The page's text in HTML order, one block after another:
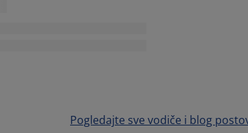
Pogledajte sve vodiče i blog